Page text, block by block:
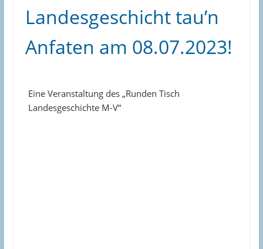
Landesgeschicht tau’n
Anfaten am 08.07.2023!
Eine Veranstaltung des „Runden Tisch
Landesgeschichte M-V“